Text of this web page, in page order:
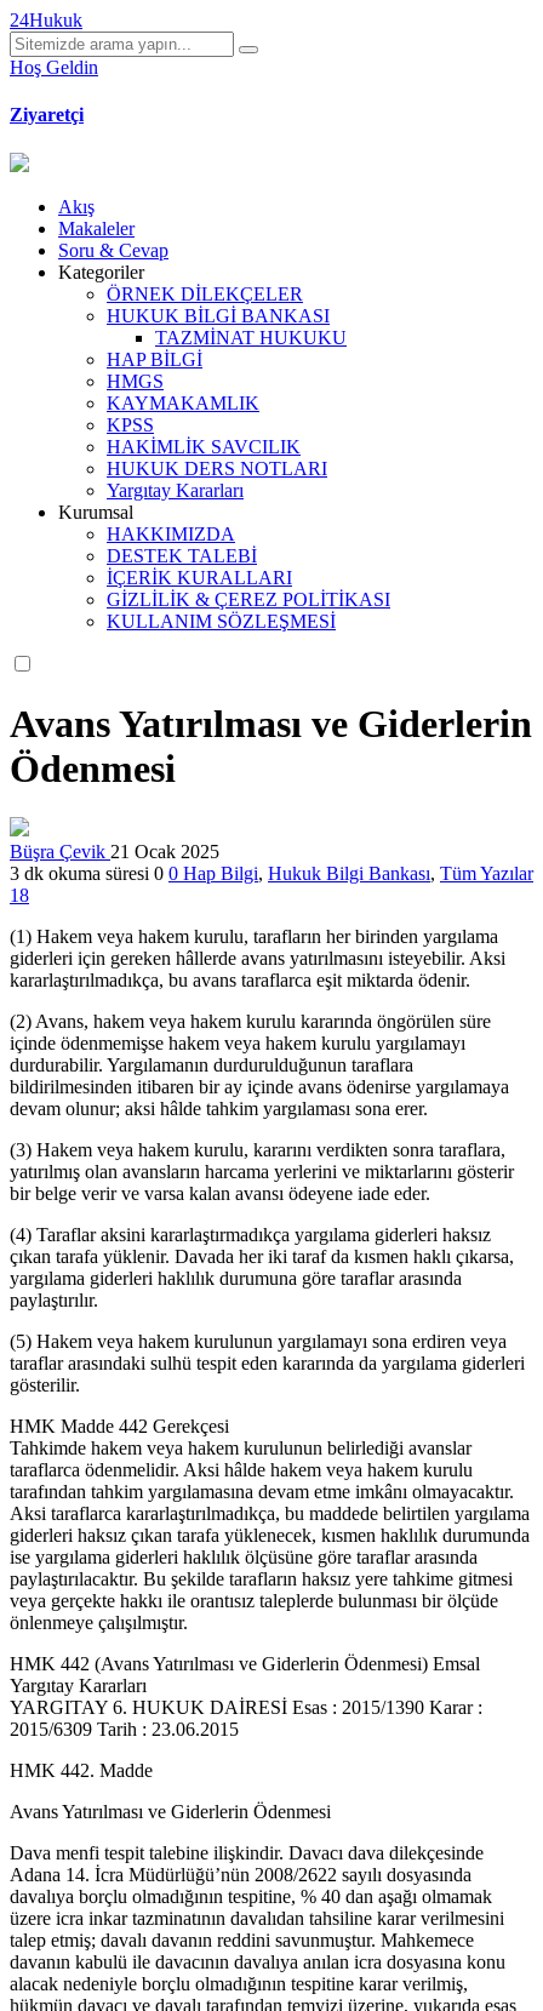
24Hukuk
Hoş Geldin
Ziyaretçi
Akış
Makaleler
Soru & Cevap
Kategoriler
ÖRNEK DİLEKÇELER
HUKUK BİLGİ BANKASI
TAZMİNAT HUKUKU
HAP BİLGİ
HMGS
KAYMAKAMLIK
KPSS
HAKİMLİK SAVCILIK
HUKUK DERS NOTLARI
Yargıtay Kararları
Kurumsal
HAKKIMIZDA
DESTEK TALEBİ
İÇERİK KURALLARI
GİZLİLİK & ÇEREZ POLİTİKASI
KULLANIM SÖZLEŞMESİ
Avans Yatırılması ve Giderlerin
Ödenmesi
Büşra Çevik 21 Ocak 2025
3 dk okuma süresi 0 0 Hap Bilgi, Hukuk Bilgi Bankası, Tüm Yazılar
18
(1) Hakem veya hakem kurulu, tarafların her birinden yargılama
giderleri için gereken hâllerde avans yatırılmasını isteyebilir. Aksi
kararlaştırılmadıkça, bu avans taraflarca eşit miktarda ödenir.
(2) Avans, hakem veya hakem kurulu kararında öngörülen süre
içinde ödenmemişse hakem veya hakem kurulu yargılamayı
durdurabilir. Yargılamanın durdurulduğunun taraflara
bildirilmesinden itibaren bir ay içinde avans ödenirse yargılamaya
devam olunur; aksi hâlde tahkim yargılaması sona erer.
(3) Hakem veya hakem kurulu, kararını verdikten sonra taraflara,
yatırılmış olan avansların harcama yerlerini ve miktarlarını gösterir
bir belge verir ve varsa kalan avansı ödeyene iade eder.
(4) Taraflar aksini kararlaştırmadıkça yargılama giderleri haksız
çıkan tarafa yüklenir. Davada her iki taraf da kısmen haklı çıkarsa,
yargılama giderleri haklılık durumuna göre taraflar arasında
paylaştırılır.
(5) Hakem veya hakem kurulunun yargılamayı sona erdiren veya
taraflar arasındaki sulhü tespit eden kararında da yargılama giderleri
gösterilir.
HMK Madde 442 Gerekçesi
Tahkimde hakem veya hakem kurulunun belirlediği avanslar
taraflarca ödenmelidir. Aksi hâlde hakem veya hakem kurulu
tarafından tahkim yargılamasına devam etme imkânı olmayacaktır.
Aksi taraflarca kararlaştırılmadıkça, bu maddede belirtilen yargılama
giderleri haksız çıkan tarafa yüklenecek, kısmen haklılık durumunda
ise yargılama giderleri haklılık ölçüsüne göre taraflar arasında
paylaştırılacaktır. Bu şekilde tarafların haksız yere tahkime gitmesi
veya gerçekte hakkı ile orantısız taleplerde bulunması bir ölçüde
önlenmeye çalışılmıştır.
HMK 442 (Avans Yatırılması ve Giderlerin Ödenmesi) Emsal
Yargıtay Kararları
YARGITAY 6. HUKUK DAİRESİ Esas : 2015/1390 Karar :
2015/6309 Tarih : 23.06.2015
HMK 442. Madde
Avans Yatırılması ve Giderlerin Ödenmesi
Dava menfi tespit talebine ilişkindir. Davacı dava dilekçesinde
Adana 14. İcra Müdürlüğü’nün 2008/2622 sayılı dosyasında
davalıya borçlu olmadığının tespitine, % 40 dan aşağı olmamak
üzere icra inkar tazminatının davalıdan tahsiline karar verilmesini
talep etmiş; davalı davanın reddini savunmuştur. Mahkemece
davanın kabulü ile davacının davalıya anılan icra dosyasına konu
alacak nedeniyle borçlu olmadığının tespitine karar verilmiş,
hükmün davacı ve davalı tarafından temyizi üzerine, yukarıda esas